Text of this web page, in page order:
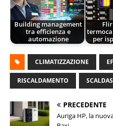
Building management
tra efficienza e
automazione
per
CLIMATIZZAZIONE
RISCALDAMENTO
PRECEDENTE
Auriga HP, la